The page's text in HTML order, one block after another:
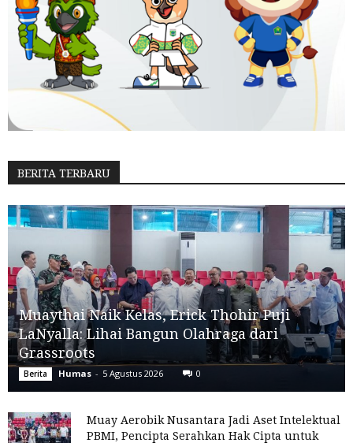
BERITA TERBARU
Muaythai Naik Kelas, Erick Thohir Puji
LaNyalla: Lihai Bangun Olahraga dari
Grassroots
Berita Humas - 5 Agustus 2026 0
Muay Aerobik Nusantara Jadi Aset Intelektual
PBMI, Pencipta Serahkan Hak Cipta untuk